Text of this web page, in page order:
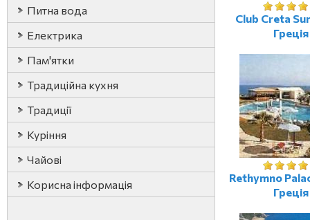
Питна вода
Електрика
Пам'ятки
Традиційна кухня
Традиції
Куріння
Чайові
Корисна інформація
Club Creta
Греція
Rethymno
Греція